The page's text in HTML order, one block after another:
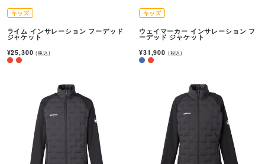
キッズ
ライム インサレーション フーデッド
ジャケット
¥25,300(税込)
キッズ
ウェイマーカー インサレーション フ
ーデッド ジャケット
¥31,900 (税込)